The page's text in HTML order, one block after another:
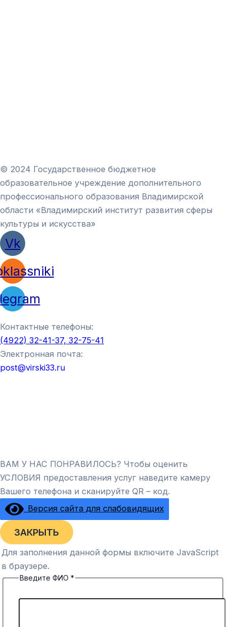
© 2024 Государственное бюджетное
образовательное учреждение дополнительного
профессионального образования Владимирской
области «Владимирский институт развития сферы
культуры и искусства»
Vk
Контактные телефоны:
(4922) 32-41-37, 32-75-41
Электронная почта:
post@virski33.ru
ВАМ У НАС ПОНРАВИЛОСЬ? Чтобы оценить
УСЛОВИЯ предоставления услуг наведите камеру
Вашего телефона и сканируйте QR – код.
Версия сайта для слабовидящих
ЗАКРЫТЬ
Для заполнения данной формы включите JavaScript
в браузере.
Введите ФИО *